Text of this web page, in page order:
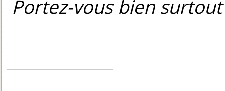
Portez-vous bien